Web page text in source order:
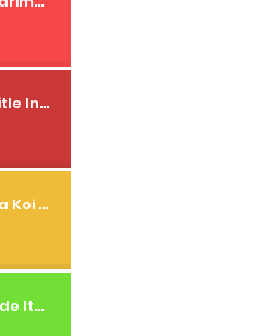
Kaede (2025) - Subtitle Indonesia
Natsuiro no Kumo ga Koi to Arashi wo Makiokosu (2026) - 01 Subtitle Indonesia
Meitantei no Mama de Ite (2026) - 01 Subtitle Indonesia